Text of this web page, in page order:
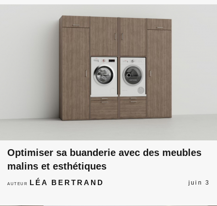
Optimiser sa buanderie avec des meubles
malins et esthétiques
AUTEUR LÉA BERTRAND juin 3